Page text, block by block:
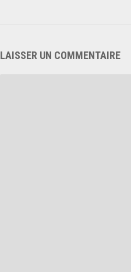
LAISSER UN COMMENTAIRE